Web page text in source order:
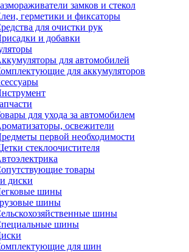
замков и стекол
герметики и фиксаторы
для очистки рук
и добавки
для автомобилей
для аккумуляторов
для ухода за автомобилем
освежители
первой необходимости
стеклоочистителя
товары
диски
шины
шины
шины
шины
для шин